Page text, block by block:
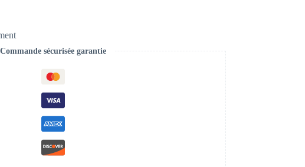
Commande sécurisée garantie